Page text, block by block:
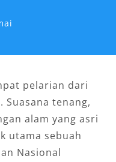
pelarian dari
tenang,
alam yang asri
utama sebuah
Nasional